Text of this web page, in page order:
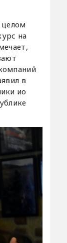
целом
на
в
ио